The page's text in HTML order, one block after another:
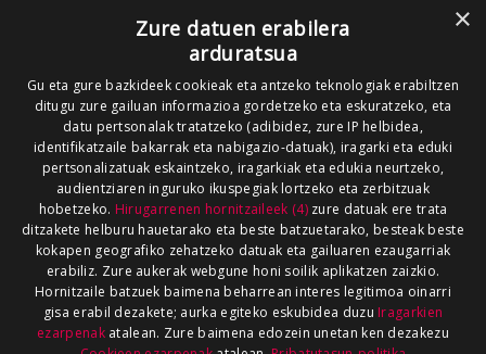
×
Zure datuen erabilera
arduratsua
Gu eta gure bazkideek cookieak eta antzeko teknologiak erabiltzen
ditugu zure gailuan informazioa gordetzeko eta eskuratzeko, eta
datu pertsonalak tratatzeko (adibidez, zure IP helbidea,
identifikatzaile bakarrak eta nabigazio-datuak), iragarki eta eduki
pertsonalizatuak eskaintzeko, iragarkiak eta edukia neurtzeko,
audientziaren inguruko ikuspegiak lortzeko eta zerbitzuak
hobetzeko. Hirugarrenen hornitzaileek (4)zure datuak ere trata
ditzakete helburu hauetarako eta beste batzuetarako, besteak beste
kokapen geografiko zehatzeko datuak eta gailuaren ezaugarriak
erabiliz. Zure aukerak webgune honi soilik aplikatzen zaizkio.
Hornitzaile batzuek baimena beharrean interes legitimoa oinarri
gisa erabil dezakete; aurka egiteko eskubidea duzu Iragarkien
ezarpenakatalean. Zure baimena edozein unetan ken dezakezu